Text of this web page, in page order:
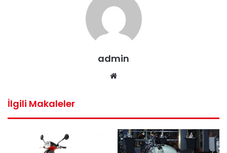
admin
İlgili Makaleler